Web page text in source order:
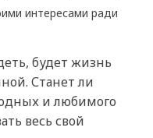
интересами ради
будет жизнь
Станет ли
и любимого
весь свой